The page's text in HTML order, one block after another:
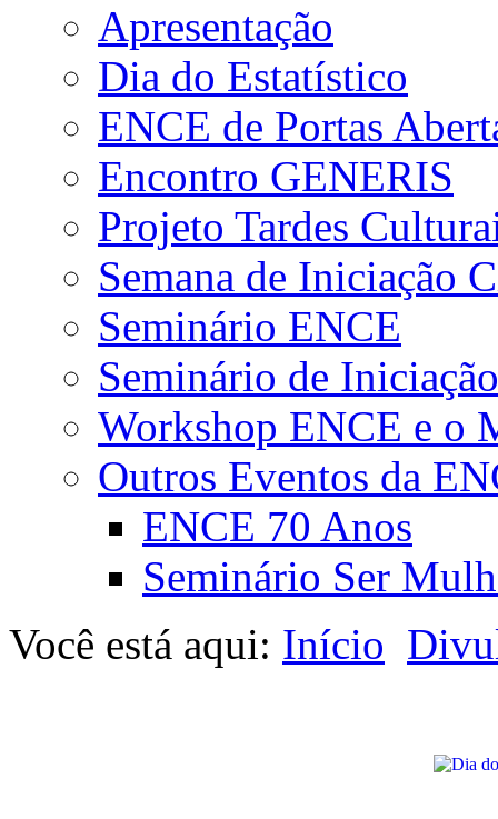
Apresentação
Dia do Estatístico
ENCE de Portas
Encontro GENERIS
Projeto Tardes
Semana de Iniciação
Seminário ENCE
Seminário de
Workshop ENCE e o
Outros Eventos da
ENCE 70 Anos
Seminário Ser
Você está aqui: Início